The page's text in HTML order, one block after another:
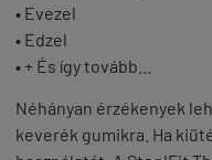
• Evezel
• Edzel
•+ És így tovább…
Néhányan érzékenyek
keverék gumikra. Ha